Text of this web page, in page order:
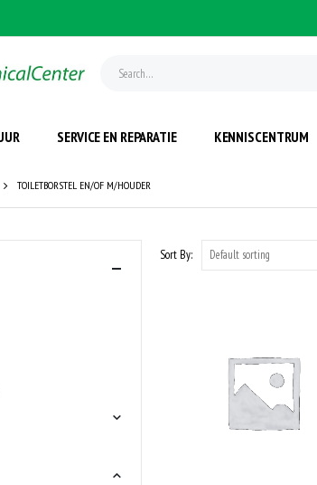
SERVICE EN REPARATIE KENNISCENTRUM
TOILETBORSTEL EN/OF M/HOUDER
Sort By: